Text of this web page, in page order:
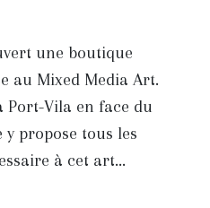
une boutique
au Mixed Media Art.
Port-Vila en face du
y propose tous les
à cet art...